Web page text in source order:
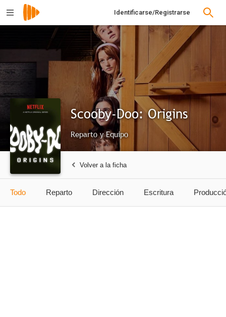
Identificarse/Registrarse
Scooby-Doo: Origins
Reparto y Equipo
Volver a la ficha
Todo Reparto Dirección Escritura